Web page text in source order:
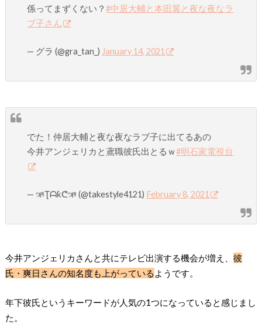
係ってまずくない？#中居大輔と本田翼と夜な夜なラ
ブ子さん
— グラ (@gra_tan_)January 14, 2021
でた！仲居大輔と夜な夜なラブ子に出てるあの
今井アンジェリカと鳶職彼氏出とるｗ#明石家電視台
— ઋƮᗩƙᕦઋ (@takestyle4121) February 8, 2021
今井アンジェリカさんと共にテレビ出演する機会が増え、 彼
氏・爽日さんの知名度も上がっている ようです。
年下彼氏というキーワードが人気の1つになっていると感じまし
た。